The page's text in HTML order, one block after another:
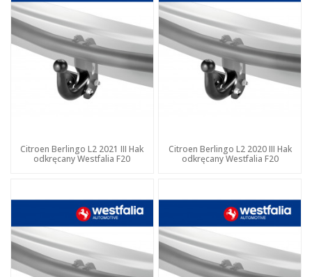
Citroen Berlingo L2 2021 III Hak
odkręcany Westfalia F20
Citroen Berlingo L2 2020 III Hak
odkręcany Westfalia F20